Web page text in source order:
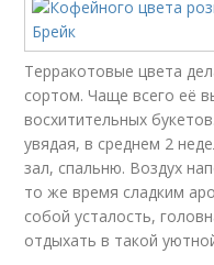
Терракотовые цвета
сортом. Чаще всего её
восхитительных
увядая, в среднем 2
зал, спальню. Воздух
то же время сладким
собой усталость,
отдыхать в такой